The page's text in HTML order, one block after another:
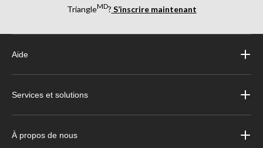
TriangleMD? S’inscrire maintenant
Aide
Services et solutions
À propos de nous